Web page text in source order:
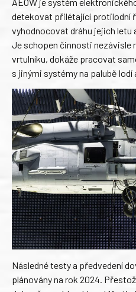
detekovat přilétající protilodní
vyhodnocovat dráhu jejich letu
Je schopen činnosti nezávisle
vrtulníku, dokáže pracovat
s jinými systémy na palubě lodí
Následné testy a předvedení
plánovány na rok 2024.